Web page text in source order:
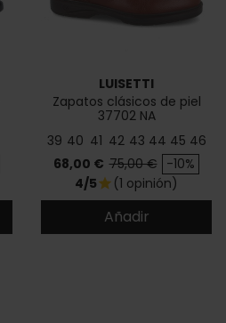
LUISETTI
Zapatos clásicos de piel
37702 NA
39 40 41 42 43 44 45 46
Precio
68,00 € Precio base
75,00 € -10%
4/5star (1 opinión)
Añadir